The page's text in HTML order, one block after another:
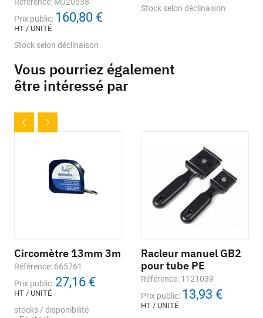
Prix public: 160,80 €
HT / UNITÉ
Stock selon déclinaison
Stock selon déclinaison
Vous pourriez également
être intéressé par
Circomètre 13mm 3m
Référence: 665761
Prix public: 27,16 €
HT / UNITÉ
stocks / disponibilité
Racleur manuel GB2
pour tube PE
Référence: 1121039
Prix public: 13,93 €
HT / UNITÉ